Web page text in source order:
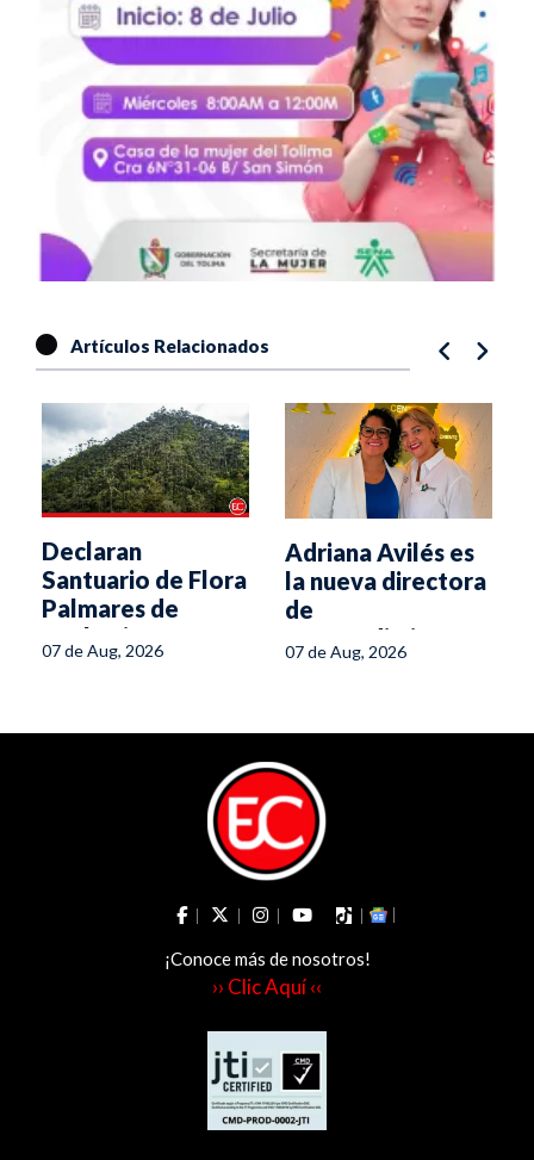
Artículos Relacionados
Declaran
Santuario de Flora
Palmares de
Tochecito
07 de Aug, 2026
Adriana Avilés es
la nueva directora
de
Emprendimiento
de la Secretaría
07 de Aug, 2026
¡Conoce más de nosotros!
›› Clic Aquí ‹‹